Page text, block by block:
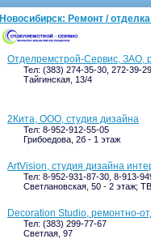
Новосибирск: Ремонт /
Отделремстрой-Сервис, ЗАО,
Тел: (383) 274-35-30, 272-39-
Тайгинская, 13/4
2Кита, ООО, студия дизайна
Тел: 8-952-912-55-05
Грибоедова, 2б - 1 этаж
ArtVision, студия дизайна
Тел: 8-952-931-87-30, 8-913-
Светлановская, 50 - 2 этаж;
Decoration Studio, ремонтно-
Тел: (383) 299-77-67
Светлая, 97